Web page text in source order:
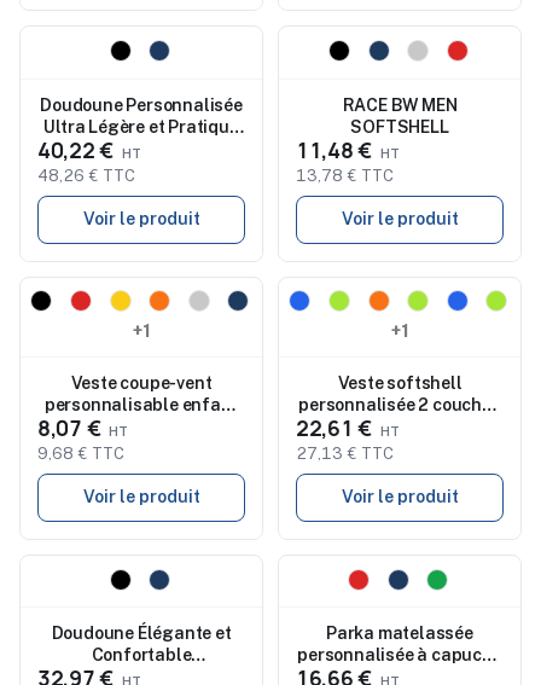
Doudoune Personnalisée
Ultra Légère et Pratique
pour Homme - Wilson Men
380T
40,22 €
48,26 € TTC
Voir le produit
Nouveau
RACE BW MEN
SOFTSHELL
11,48 €
13,78 € TTC
Voir le produit
Nouveau
+1
Veste coupe-vent
personnalisable enfant
SOL'S SURF KIDS
8,07 €
9,68 € TTC
Voir le produit
Nouveau
+1
Veste softshell
personnalisée 2 couches
unisexe SIBERIA
22,61 €
27,13 € TTC
Voir le produit
Doudoune Élégante et
Confortable
Personnalisée pour
32,97 €
Nouveau
Parka matelassée
personnalisée à capuche
NORWAY SPORT
16,66 €